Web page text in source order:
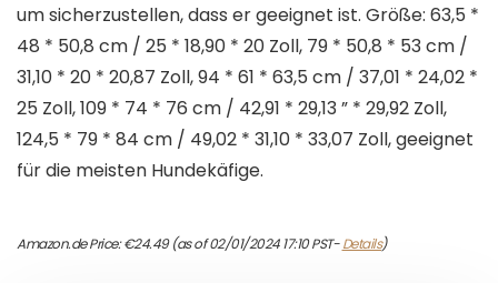
um sicherzustellen, dass er geeignet ist. Größe: 63,5 *
48 * 50,8 cm / 25 * 18,90 * 20 Zoll, 79 * 50,8 * 53 cm /
31,10 * 20 * 20,87 Zoll, 94 * 61 * 63,5 cm / 37,01 * 24,02 *
25 Zoll, 109 * 74 * 76 cm / 42,91 * 29,13 ” * 29,92 Zoll,
124,5 * 79 * 84 cm / 49,02 * 31,10 * 33,07 Zoll, geeignet
für die meisten Hundekäfige.
Amazon.de Price:€24.49(as of 02/01/2024 17:10 PST-Details)